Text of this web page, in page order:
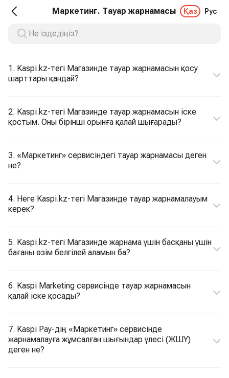
Маркетинг. Тауар жарнамасы Қаз Рус
1. Kaspi.kz-тегі Магазинде тауар жарнамасын қосу
шарттары қандай?
2. Kaspi.kz-тегі Магазинде тауар жарнамасын іске
қостым. Оны бірінші орынға қалай шығарады?
3. «Маркетинг» сервисіндегі тауар жарнамасы деген
не?
4. Неге Kaspi.kz-тегі Магазинде тауар жарнамалауым
керек?
5. Kaspi.kz-тегі Магазинде жарнама үшін басқаны үшін
бағаны өзім белгілей аламын ба?
6. Kaspi Marketing сервисінде тауар жарнамасын
қалай іске қосады?
7. Kaspi Pay-дің «Маркетинг» сервисінде
жарнамалауға жұмсалған шығындар үлесі (ЖШҮ)
деген не?